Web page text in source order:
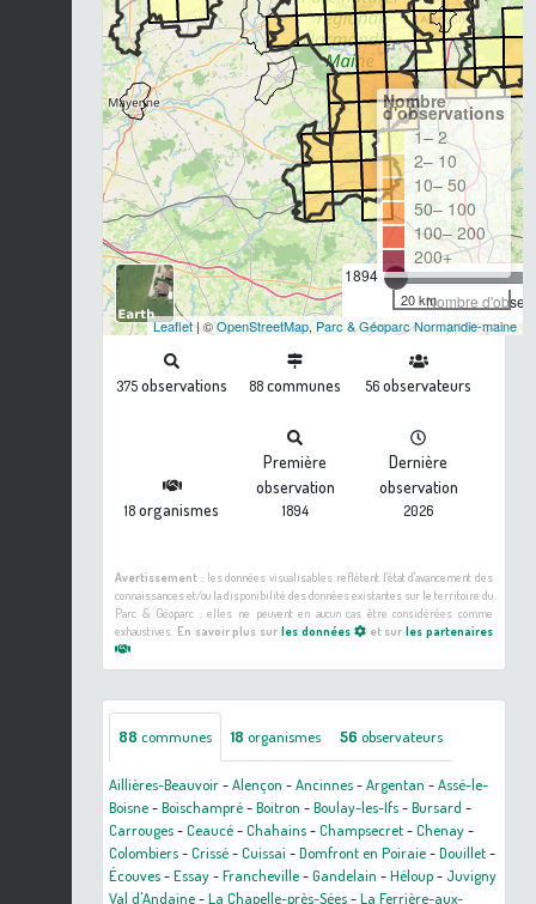
1894
Nombre
Nombre
d'observations
1– 2
2– 10
10– 50
50– 100
100– 200
200+
20 km
Leaflet| ©OpenStreetMap, Parc & Géoparc Normandie-maine
375observations 88communes 56observateurs
18organismes
Première
observation
1894
Dernière
observation
2026
Avertissement :les données visualisables reflètent l'état d'avancement des
connaissances et/ou la disponibilité des données existantes sur le territoire du
Parc & Géoparc : elles ne peuvent en aucun cas être considérées comme
exhaustives. En savoir plus sur les données et surles partenaires
88 communes 18 organismes 56 observateurs
Aillières-Beauvoir-Alençon -Ancinnes-Argentan -Assé-le-
Boisne-Boischampré-Boitron -Boulay-les-Ifs-Bursard -
Carrouges-Ceaucé-Chahains-Champsecret-Chenay-
Colombiers-Crissé-Cuissai -Domfront en Poiraie-Douillet-
Écouves-Essay-Francheville-Gandelain -Héloup- Juvigny
Val d'Andaine-La Chapelle-près-Sées-La Ferrière-aux-